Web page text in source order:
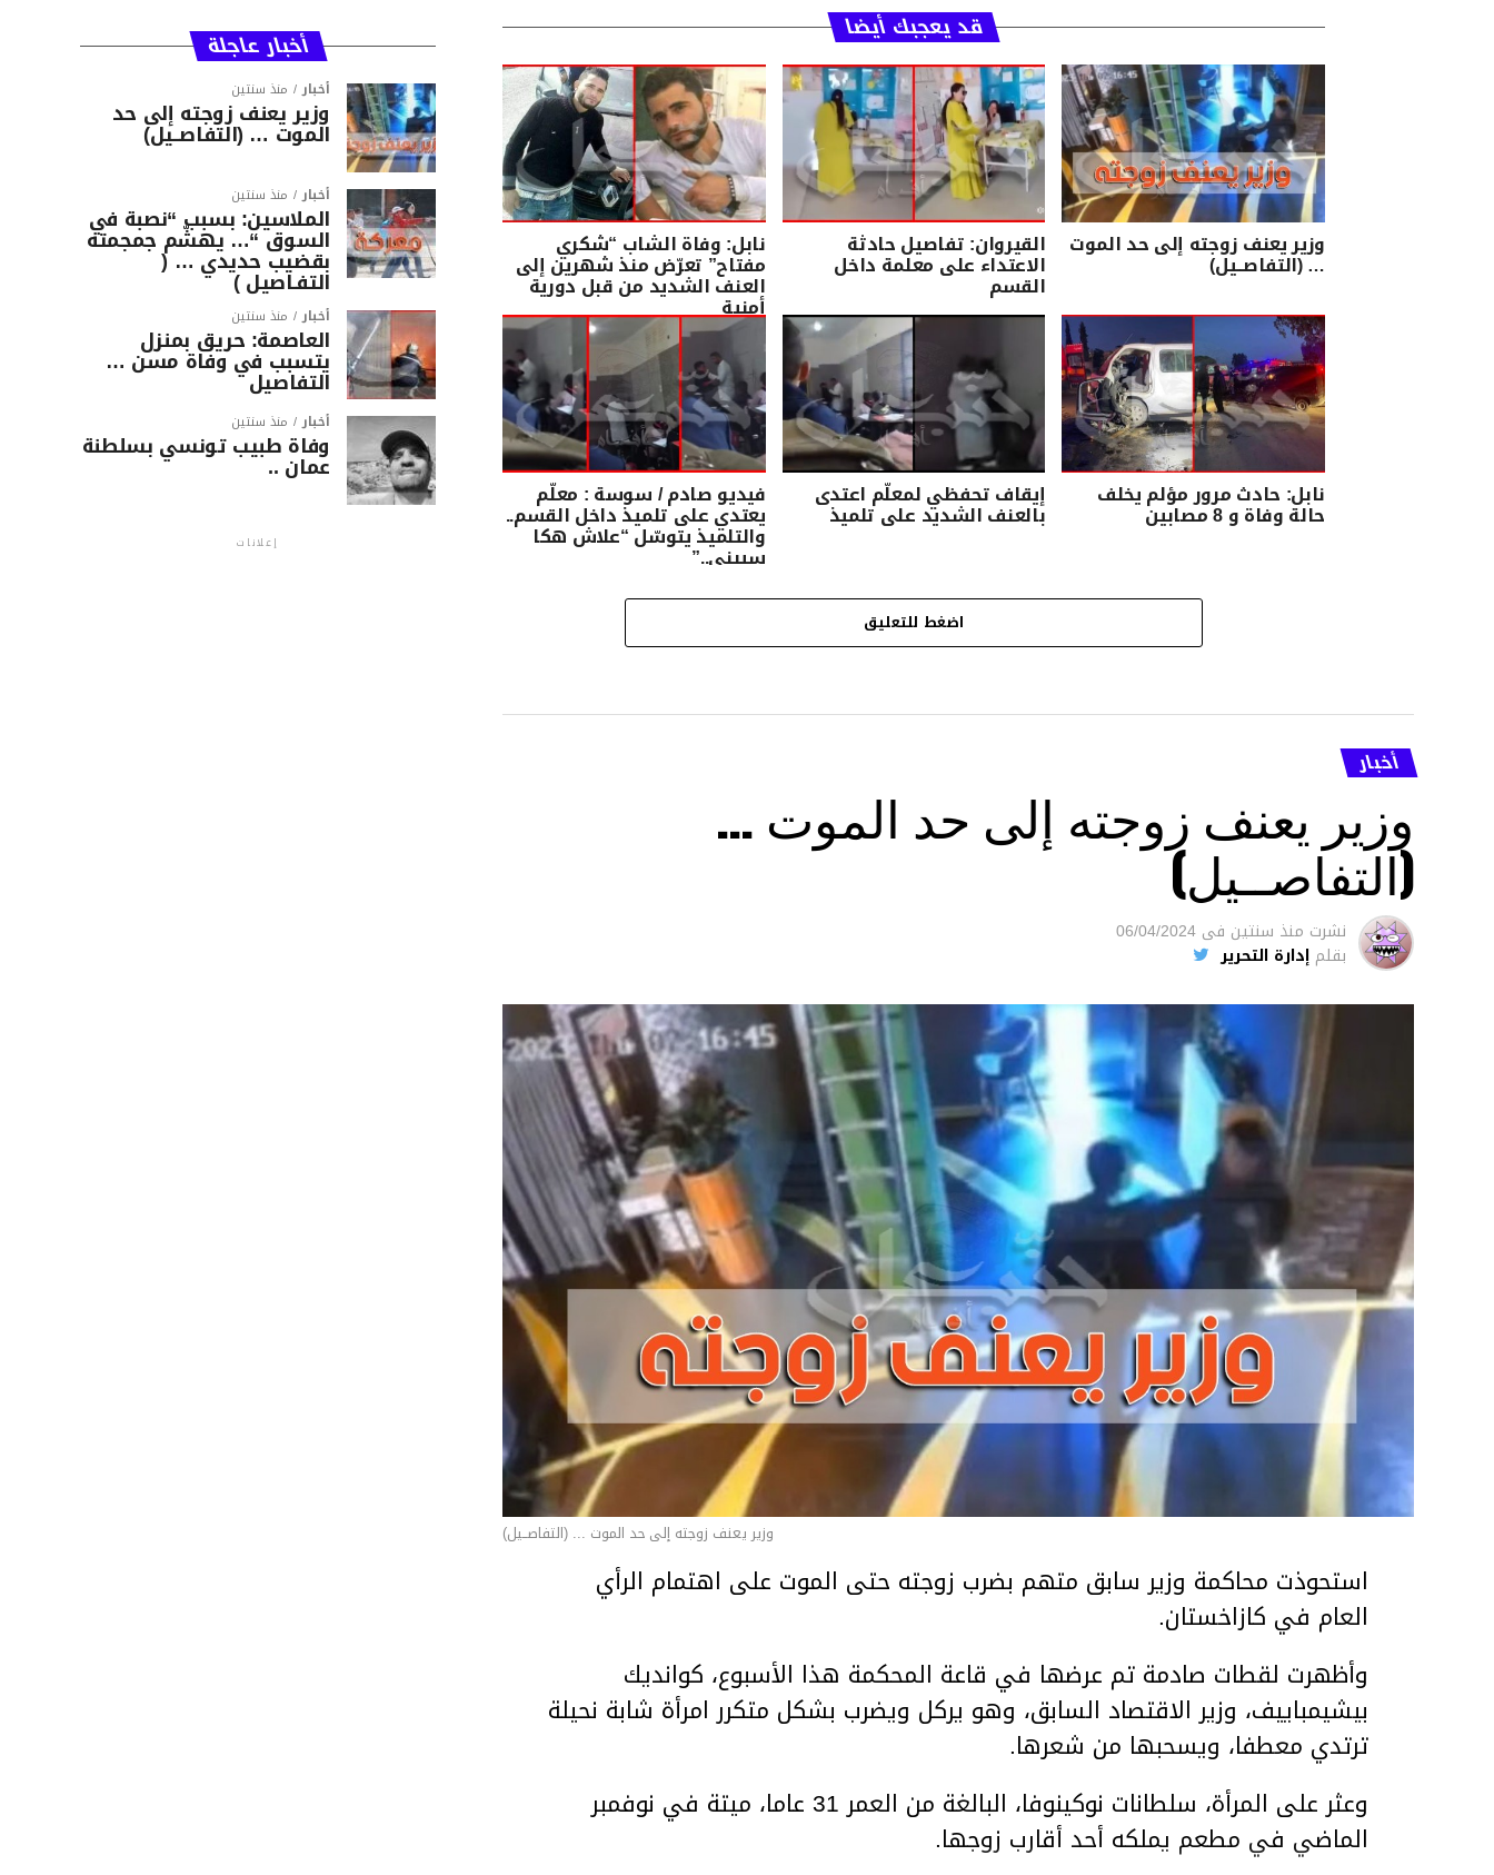
قد يعجبك أيضا
وزير يعنف زوجته إلى حد الموت
… (التفاصــيل)
القيروان: تفاصيل حادثة
الاعتداء على معلمة داخل
القسم
نابل: وفاة الشاب “شكري
مفتاح” تعرّض منذ شهرين إلى
العنف الشديد من قبل دورية
أمنية
نابل: حادث مرور مؤلم يخلف
حالة وفاة و 8 مصابين
إيقاف تحفظي لمعلّم اعتدى
بالعنف الشديد على تلميذ
فيديو صادم / سوسة : معلّم
يعتدي على تلميذ داخل القسم..
والتلميذ يتوسّل “علاش هكا
سيبني..”
اضغط للتعليق
أخبار
وزير يعنف زوجته إلى حد الموت …
(التفاصــيل)
نشرت منذ سنتين فى 06/04/2024
بقلم إدارة التحرير
وزير يعنف زوجته إلى حد الموت ... (التفاصــيل)
استحوذت محاكمة وزير سابق متهم بضرب زوجته حتى الموت على اهتمام الرأي
العام في كازاخستان.
وأظهرت لقطات صادمة تم عرضها في قاعة المحكمة هذا الأسبوع، كوانديك
بيشيمباييف، وزير الاقتصاد السابق، وهو يركل ويضرب بشكل متكرر امرأة شابة نحيلة
ترتدي معطفا، ويسحبها من شعرها.
وعثر على المرأة، سلطانات نوكينوفا، البالغة من العمر 31 عاما، ميتة في نوفمبر
الماضي في مطعم يملكه أحد أقارب زوجها.
أخبار عاجلة
أخبار منذ سنتين
وزير يعنف زوجته إلى حد
الموت … (التفاصــيل)
أخبار منذ سنتين
الملاسين: بسبب “نصبة في
السوق “… يهشّم جمجمته
بقضيب حديدي … (
التفـاصيل )
أخبار منذ سنتين
العاصمة: حريق بمنزل
يتسبب في وفاة مسن …
التفاصيل
أخبار منذ سنتين
وفاة طبيب تونسي بسلطنة
عمان ..
إعلانات